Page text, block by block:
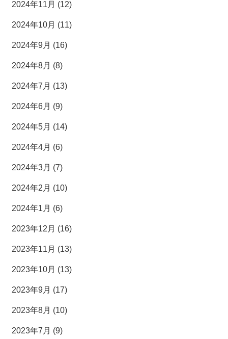
2024年11月 (12)
2024年10月 (11)
2024年9月 (16)
2024年8月 (8)
2024年7月 (13)
2024年6月 (9)
2024年5月 (14)
2024年4月 (6)
2024年3月 (7)
2024年2月 (10)
2024年1月 (6)
2023年12月 (16)
2023年11月 (13)
2023年10月 (13)
2023年9月 (17)
2023年8月 (10)
2023年7月 (9)